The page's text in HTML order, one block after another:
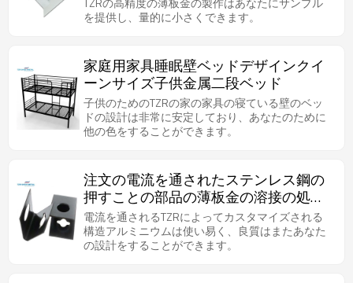
を提供し、量的に小さくできます。
家庭用家具睡眠壁ベッドデザインクイ
ーンサイズ子供金属二段ベッド
子供のためのTZRの家の家具の寝ている壁のベッ
ドの設計は非常に安定しており、あなたのために
他の色をすることができます。
注文の電流を通されたステンレス鋼の
押すことの部品の薄板金の溶接の処理
および製造
電流を通されるTZRによってカスタマイズされる
構造アルミニウムは使い易く、良質はまたあなた
の設計をすることができます。